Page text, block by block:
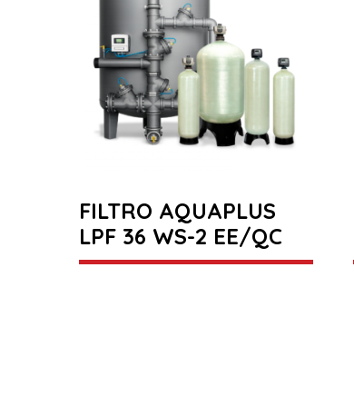
FILTRO AQUAPLUS
LPF 36 WS-2 EE/QC